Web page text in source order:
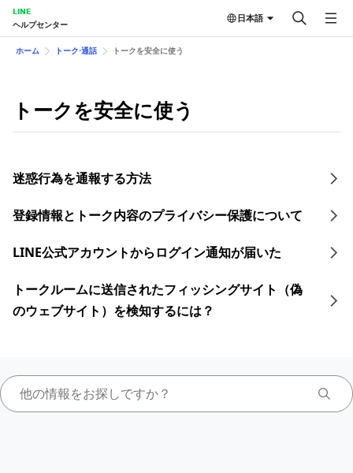
LINE
ヘルプセンター
日本語
ホーム トーク⋅通話 トークを安全に使う
トークを安全に使う
迷惑行為を通報する方法
登録情報とトーク内容のプライバシー保護について
LINE公式アカウントからログイン通知が届いた
トークルームに送信されたフィッシングサイト（偽
のウェブサイト）を検知するには？